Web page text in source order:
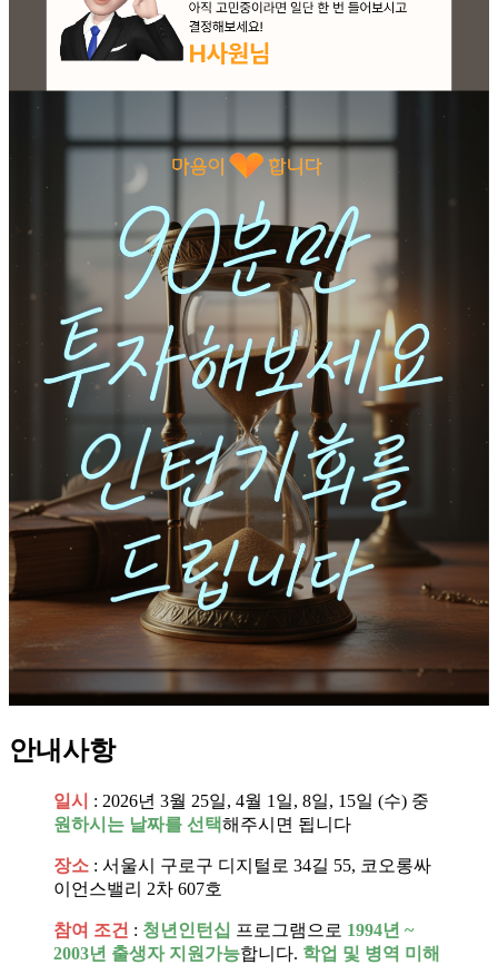
안내사항
일시
: 2026년 3월 25일, 4월 1일, 8일, 15일 (수) 중
원하시는 날짜를 선택해주시면 됩니다
장소 : 서울시 구로구 디지털로 34길 55, 코오롱싸
이언스밸리 2차 607호
참여 조건 : 청년인턴십 프로그램으로 1994년 ~
2003년 출생자 지원가능합니다. 학업 및 병역 미해